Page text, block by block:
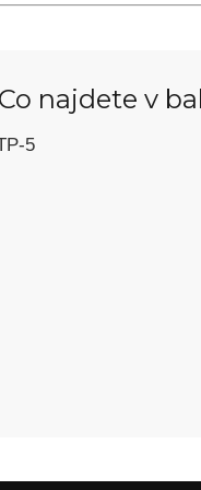
Co najdete v
5